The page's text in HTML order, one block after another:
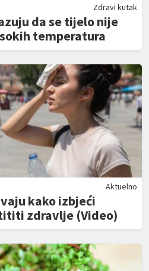
Zdravi kutak
da se tijelo nije
temperatura
Aktuelno
kako izbjeći
zdravlje (Video)